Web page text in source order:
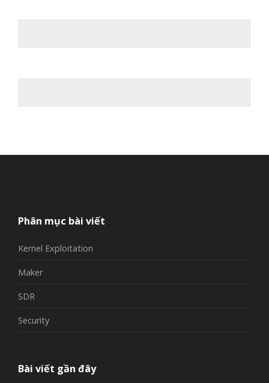
Phân mục bài viết
Kernel Exploitation
Maker
SDR
Security
Bài viết gần đây